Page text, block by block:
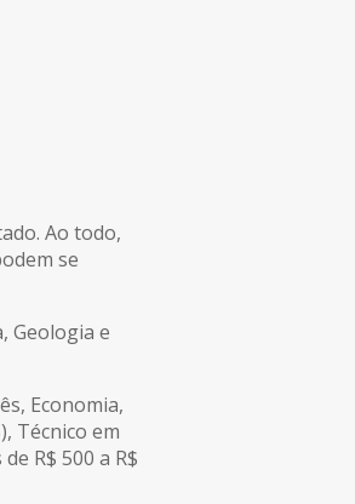
Ao todo,
se
Geologia e
Economia,
Técnico em
R$ 500 a R$